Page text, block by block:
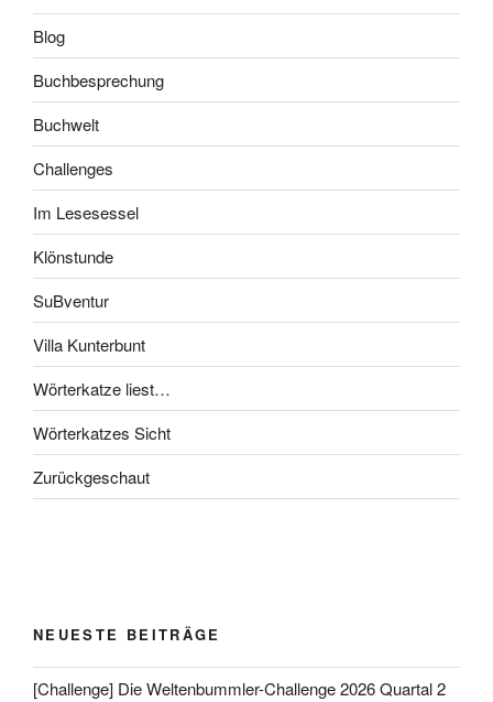
Blog
Buchbesprechung
Buchwelt
Challenges
Im Lesesessel
Klönstunde
SuBventur
Villa Kunterbunt
Wörterkatze liest…
Wörterkatzes Sicht
Zurückgeschaut
NEUESTE BEITRÄGE
[Challenge] Die Weltenbummler-Challenge 2026 Quartal 2